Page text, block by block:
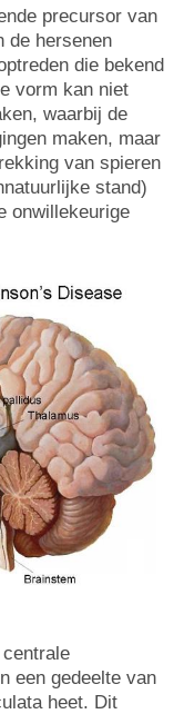
precursor van
de hersenen
die bekend
vorm kan niet
waarbij de
maken, maar
van spieren
stand)
onwillekeurige
een gedeelte van
heet. Dit